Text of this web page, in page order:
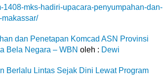
1408-mks-hadiri-upacara-penyumpahan-dan-
dan Penetapan Komcad ASN Provinsi
Bela Negara – WBN oleh : Dewi
Berlalu Lintas Sejak Dini Lewat Program